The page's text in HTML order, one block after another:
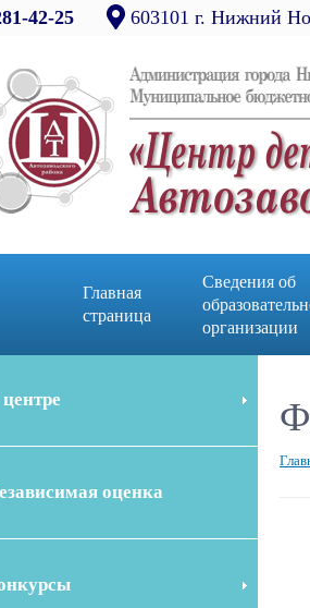
42-25 603101 г. Нижний
Главная
страница
Сведения об
организации
оценка